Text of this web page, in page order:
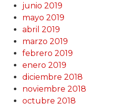
junio 2019
mayo 2019
abril 2019
marzo 2019
febrero 2019
enero 2019
diciembre 2018
noviembre 2018
octubre 2018